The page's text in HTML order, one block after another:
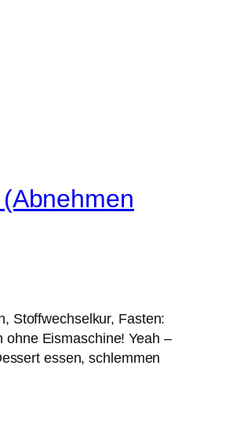
Stoffwechselkur, Fasten:
Eismaschine! Yeah –
essen, schlemmen